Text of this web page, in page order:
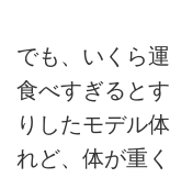
でも、いくら
食べすぎると
りしたモデル
れど、体が重